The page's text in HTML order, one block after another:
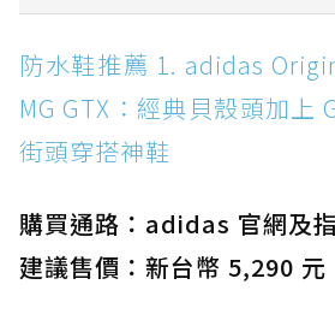
防水鞋推薦 1. adidas
MG GTX：經典貝殼頭加上
頭穿搭神鞋
防水鞋推薦 2. New Balance
防水鞋推薦 3. Nike Dunk
經典 Dunk 輪廓加上防水科技
打折
防水鞋推薦 1. adidas
MG GTX：經典貝殼頭加上
街頭穿搭神鞋
購買通路：adidas 官網及
建議售價：新台幣 5,290 元